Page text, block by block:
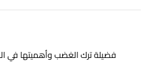
فضيلة ترك الغضب وأهميتها في